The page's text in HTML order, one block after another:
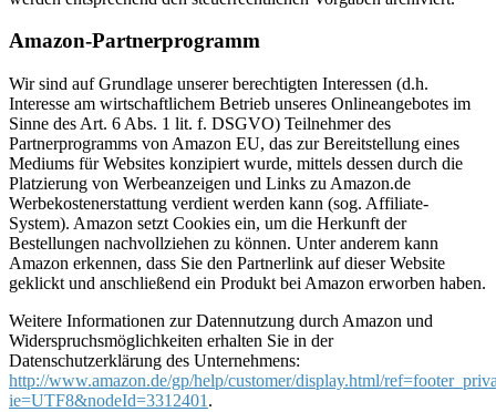
Amazon-Partnerprogramm
Wir sind auf Grundlage unserer berechtigten Interessen (d.h.
Interesse am wirtschaftlichem Betrieb unseres Onlineangebotes im
Sinne des Art. 6 Abs. 1 lit. f. DSGVO) Teilnehmer des
Partnerprogramms von Amazon EU, das zur Bereitstellung eines
Mediums für Websites konzipiert wurde, mittels dessen durch die
Platzierung von Werbeanzeigen und Links zu Amazon.de
Werbekostenerstattung verdient werden kann (sog. Affiliate-
System). Amazon setzt Cookies ein, um die Herkunft der
Bestellungen nachvollziehen zu können. Unter anderem kann
Amazon erkennen, dass Sie den Partnerlink auf dieser Website
geklickt und anschließend ein Produkt bei Amazon erworben haben.
Weitere Informationen zur Datennutzung durch Amazon und
Widerspruchsmöglichkeiten erhalten Sie in der
Datenschutzerklärung des Unternehmens:
http://www.amazon.de/gp/help/customer/display.html/
ie=UTF8&nodeId=3312401 .